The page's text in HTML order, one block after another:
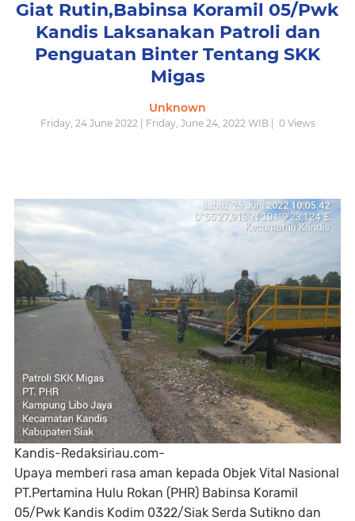
Giat Rutin,Babinsa Koramil 05/Pwk
Kandis Laksanakan Patroli dan
Penguatan Binter Tentang SKK
Migas
Unknown
Friday, 24 June 2022 | Friday, June 24, 2022 WIB | 0Views
Kandis-Redaksiriau.com-
Upaya memberi rasa aman kepada Objek Vital Nasional
PT.Pertamina Hulu Rokan (PHR) Babinsa Koramil
05/Pwk Kandis Kodim 0322/Siak Serda Sutikno dan